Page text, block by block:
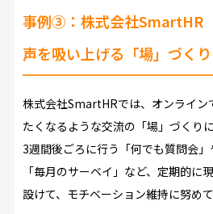
事例③： 株式会社SmartHR
声を吸い上げる「場」づく
株式会社SmartHRでは、オンライン
たくなるような交流の「場」づくり
3週間後ごろに行う「何でも質問会
「毎月のサーベイ」など、定期的に
設けて、モチベーション維持に努めて